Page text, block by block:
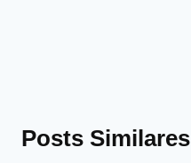
Posts Similares